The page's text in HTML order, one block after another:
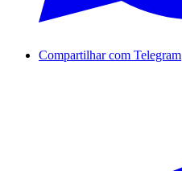
Compartilhar com Telegram